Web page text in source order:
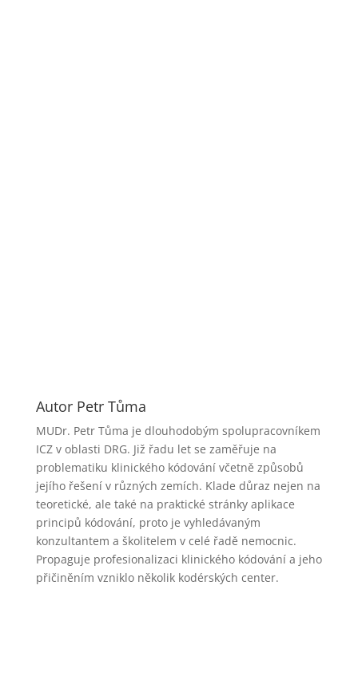
Autor Petr Tůma
MUDr. Petr Tůma je dlouhodobým spolupracovníkem
ICZ v oblasti DRG. Již řadu let se zaměřuje na
problematiku klinického kódování včetně způsobů
jejího řešení v různých zemích. Klade důraz nejen na
teoretické, ale také na praktické stránky aplikace
principů kódování, proto je vyhledávaným
konzultantem a školitelem v celé řadě nemocnic.
Propaguje profesionalizaci klinického kódování a jeho
přičiněním vzniklo několik kodérských center.